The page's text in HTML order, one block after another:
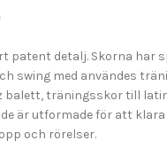
patent detalj. Skorna har
swing med användes
balett, träningsskor till
är utformade för att
och rörelser.